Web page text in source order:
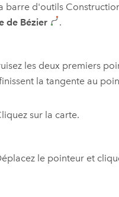
barre d'outils
de Bézier
.
les deux premiers
la tangente au
sur la carte.
le pointeur et